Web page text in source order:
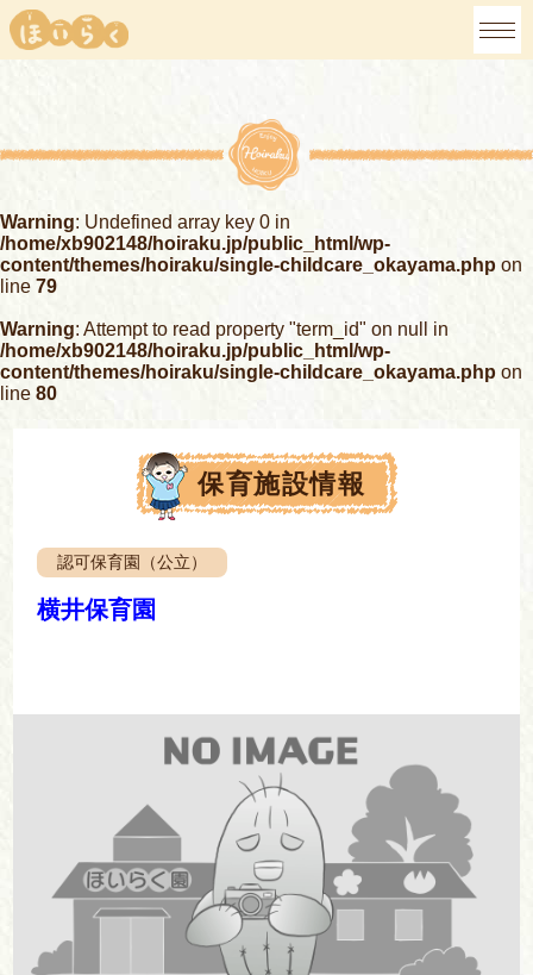
Warning: Undefined array key 0 in
/home/xb902148/hoiraku.jp/public_html/wp-
content/themes/hoiraku/single-childcare_okayama.php on
line 79
Warning: Attempt to read property "term_id" on null in
/home/xb902148/hoiraku.jp/public_html/wp-
content/themes/hoiraku/single-childcare_okayama.php on
line 80
保育施設情報
横井保育園
認可保育園（公立）